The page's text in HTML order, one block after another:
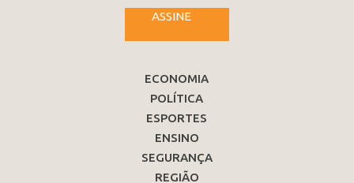
ASSINE
ECONOMIA
POLÍTICA
ESPORTES
ENSINO
SEGURANÇA
REGIÃO